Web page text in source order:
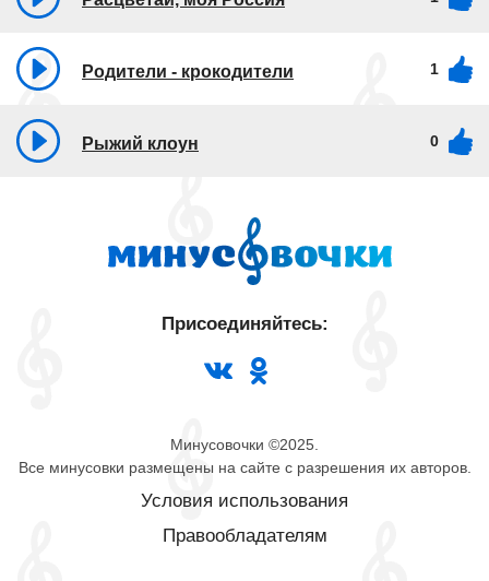
Родители - крокодители 1
Рыжий клоун 0
Минусовочки ©2025.
Все минусовки размещены на сайте с разрешения их авторов.
Условия использования
Правообладателям
Присоединяйтесь: